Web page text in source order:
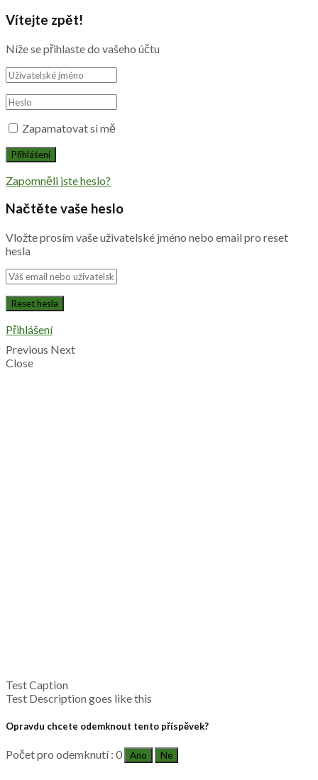
Vítejte zpět!
Níže se přihlaste do vašeho účtu
Zapamatovat si mě
Zapomněli jste heslo?
Načtěte vaše heslo
Vložte prosím vaše uživatelské jméno nebo email pro reset
hesla
Přihlášení
Previous Next
Close
Test Caption
Test Description goes like this
Opravdu chcete odemknout tento příspěvek?
Počet pro odemknutí : 0 Ano Ne